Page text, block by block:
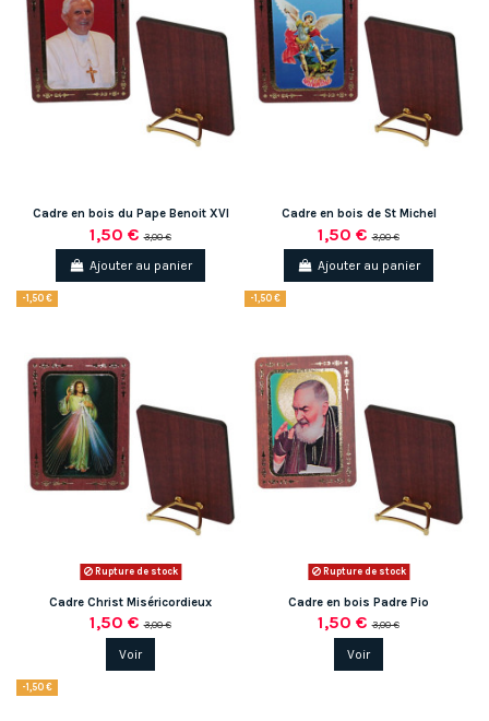
Cadre en bois du Pape Benoit XVI
1,50 €3,00 €
Ajouter au panier
Cadre en bois de St Michel
1,50 €3,00 €
Ajouter au panier
-1,50 €
Rupture de stock
Cadre Christ Miséricordieux
1,50 €3,00 €
Voir
-1,50 €
Rupture de stock
Cadre en bois Padre Pio
1,50 €3,00 €
Voir
-1,50 €